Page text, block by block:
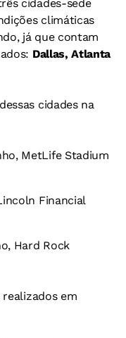
cidades-sede
climáticas
já que contam
Dallas, Atlanta
cidades na
MetLife Stadium
Financial
Hard Rock
realizados em